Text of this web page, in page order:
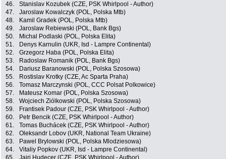
46.
Stanislav Kozubek (CZE, PSK Whirlpool - Author)
47.
Jaroslaw Kowalczyk (POL, Polska Mtb)
48.
Kamil Gradek (POL, Polska Mtb)
49.
Jaroslaw Rebiewski (POL, Bank Bgs)
50.
Michal Podlaski (POL, Polska Elita)
51.
Denys Karnulin (UKR, Isd - Lampre Continental)
52.
Grzegorz Haba (POL, Polska Elita)
53.
Radoslaw Romanik (POL, Bank Bgs)
54.
Dariusz Baranowski (POL, Polska Szosowa)
55.
Rostislav Krotky (CZE, Ac Sparta Praha)
56.
Tomasz Marczynski (POL, CCC Polsat Polkowice)
57.
Mateusz Komar (POL, Polska Szosowa)
58.
Wojciech Ziólkowski (POL, Polska Szosowa)
59.
Frantisek Padour (CZE, PSK Whirlpool - Author)
60.
Petr Bencik (CZE, PSK Whirlpool - Author)
61.
Tomas Buchácek (CZE, PSK Whirlpool - Author)
62.
Oleksandr Lobov (UKR, National Team Ukraine)
63.
Pawel Brylowski (POL, Polska Mlodziesowa)
64.
Vitaliy Popkov (UKR, Isd - Lampre Continental)